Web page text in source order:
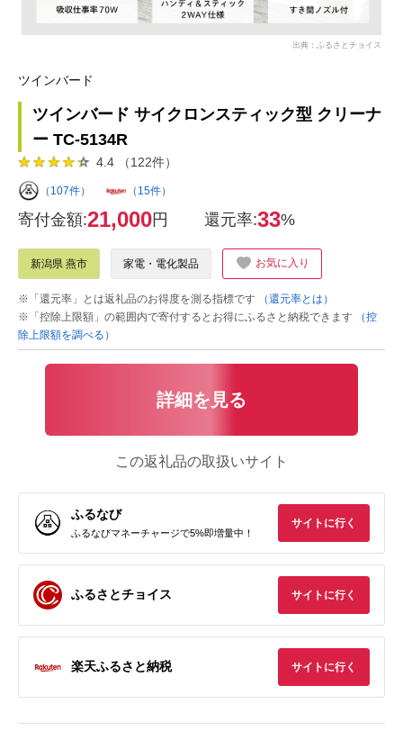
出典：ふるさとチョイス
ツインバード
ツインバード サイクロンスティック型 クリーナ
ー TC-5134R
4.4 （122件）
（107件） （15件）
寄付金額:21,000円 還元率:33%
新潟県 燕市 家電・電化製品 お気に入り
※「還元率」とは返礼品のお得度を測る指標です
（還元率とは）
※「控除上限額」の範囲内で寄付するとお得にふるさと納税できます
（控
除上限額を調べる）
詳細を見る
この返礼品の取扱いサイト
ふるなび
ふるなびマネーチャージで5%即増量中！
サイトに行く
ふるさとチョイス サイトに行く
楽天ふるさと納税 サイトに行く